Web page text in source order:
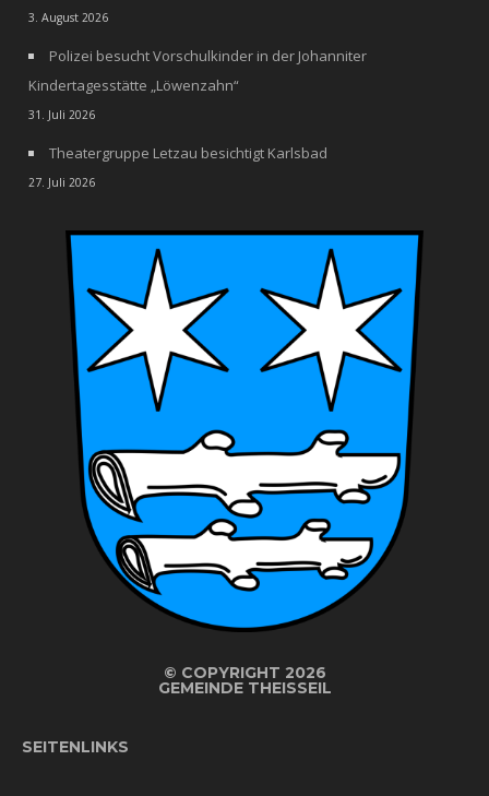
3. August 2026
Polizei besucht Vorschulkinder in der Johanniter
Kindertagesstätte „Löwenzahn“
31. Juli 2026
Theatergruppe Letzau besichtigt Karlsbad
27. Juli 2026
© COPYRIGHT 2026
GEMEINDE THEISSEIL
SEITENLINKS